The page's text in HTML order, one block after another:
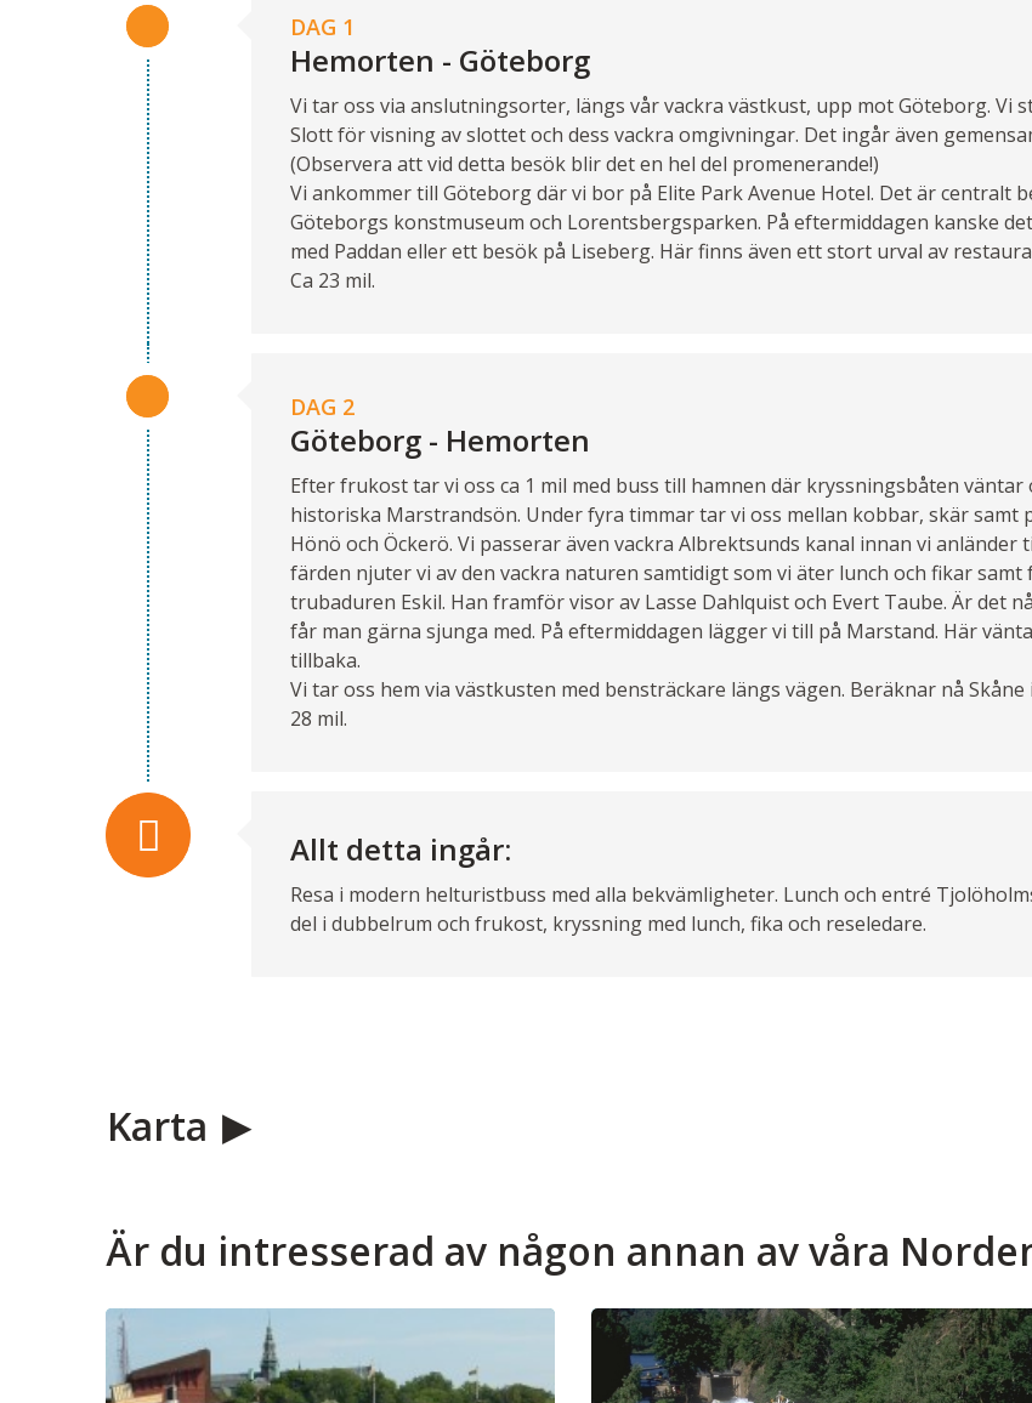
DAG 1
Hemorten - Göteborg
Vi tar oss via anslutningsorter, längs vår vackra västkust, upp mot Göteborg. Vi
Slott för visning av slottet och dess vackra omgivningar. Det ingår även
(Observera att vid detta besök blir det en hel del promenerande!)
Vi ankommer till Göteborg där vi bor på Elite Park Avenue Hotel. Det är centralt
Göteborgs konstmuseum och Lorentsbergsparken. På eftermiddagen kanske
med Paddan eller ett besök på Liseberg. Här finns även ett stort urval av
Ca 23 mil.
DAG 2
Göteborg - Hemorten
Efter frukost tar vi oss ca 1 mil med buss till hamnen där kryssningsbåten väntar
historiska Marstrandsön. Under fyra timmar tar vi oss mellan kobbar, skär samt
Hönö och Öckerö. Vi passerar även vackra Albrektsunds kanal innan vi anländer
färden njuter vi av den vackra naturen samtidigt som vi äter lunch och fikar
trubaduren Eskil. Han framför visor av Lasse Dahlquist och Evert Taube. Är det
får man gärna sjunga med. På eftermiddagen lägger vi till på Marstand. Här
tillbaka.
Vi tar oss hem via västkusten med bensträckare längs vägen. Beräknar nå Skåne
28 mil.
Allt detta ingår:
Resa i modern helturistbuss med alla bekvämligheter. Lunch och entré
del i dubbelrum och frukost, kryssning med lunch, fika och reseledare.
Karta
Är du intresserad av någon annan av våra